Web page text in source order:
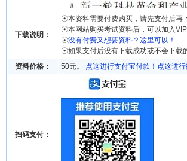
下载说明：
☉本资料需要付费购买，请先支付后再
☉本网站购买考试资料后，可以加入VIP
☉没有付费又想要资料？这里可以！
☉如果支付后没有下载成功或不会下载
资料价格：
50元。 点这进行支付宝付款！ 点这进行
扫码支付：